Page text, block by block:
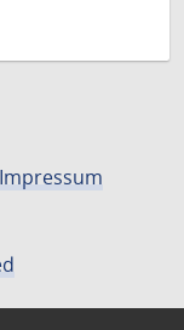
Impressum